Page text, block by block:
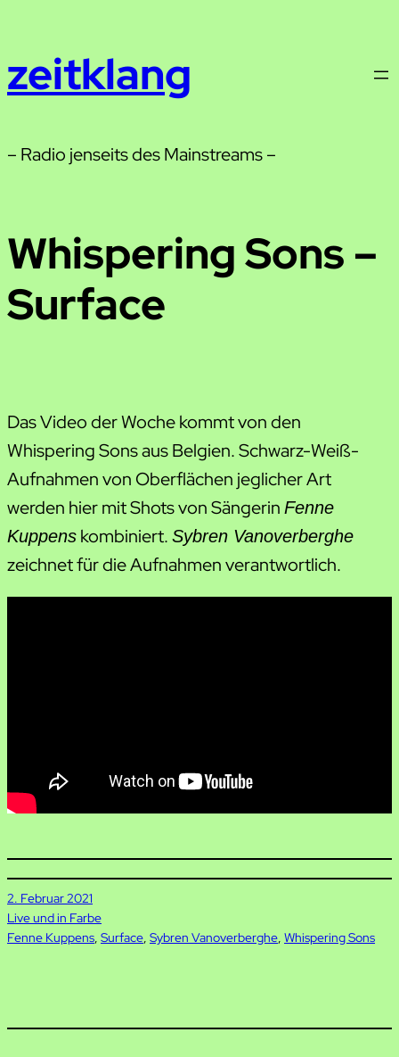
springen
zeitklang
– Radio jenseits des Mainstreams –
Whispering Sons –
Surface
Das Video der Woche kommt von den
Whispering Sons aus Belgien. Schwarz-Weiß-
Aufnahmen von Oberflächen jeglicher Art
werden hier mit Shots von Sängerin Fenne
Kuppens kombiniert. Sybren Vanoverberghe
zeichnet für die Aufnahmen verantwortlich.
2. Februar 2021
Live und in Farbe
Fenne Kuppens, Surface, Sybren Vanoverberghe, Whispering Sons